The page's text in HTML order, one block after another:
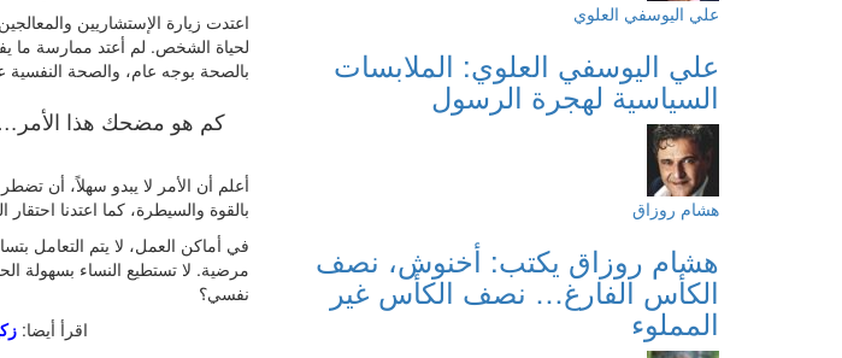
اعتدت زيارة الإستشاريين
لحياة الشخص. لم أعتد ممارسة ما
بالصحة بوجه عام، والصحة
كم هو مضحك هذا الأمر…
أعلم أن الأمر لا يبدو سهلاً، أن
بالقوة والسيطرة، كما اعتدنا
في أماكن العمل، لا يتم التعامل
مرضية. لا تستطيع النساء بسهولة
نفسي؟
اقرأ أيضا:
علي اليوسفي العلوي
علي اليوسفي العلوي: الملابسات
السياسية لهجرة الرسول
هشام روزاق
هشام روزاق يكتب: أخنوش، نصف
الكأس الفارغ… نصف الكأس غير
المملوء